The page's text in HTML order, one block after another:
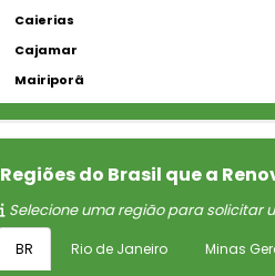
Caierias
Cajamar
Mairiporã
Regiões do Brasil que a
Selecione uma região para solicitar
BR Rio de Janeiro Minas